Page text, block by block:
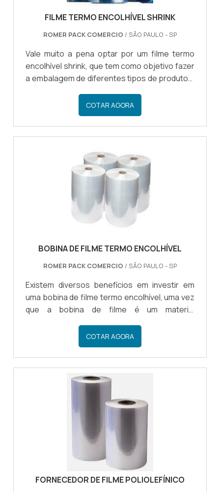
FILME TERMO ENCOLHÍVEL SHRINK
ROMER PACK COMERCIO / SÃO PAULO - SP
Vale muito a pena optar por um filme termo
encolhível shrink, que tem como objetivo fazer
a embalagem de diferentes tipos de produtos,
integridade de cada um dos materiais
embalados.Cada vez mais procurado no
mercado, o filme shrink é um produto de
qualidade e que é fácil de ser utilizado, por isso
é possível encontrar o filme termoencolhível
em diversos setores da indústria.QUAIS SÃO
OS BENEFÍCIOS DO FILMECom diversos
benefícios, o filme shrink é um material r.
COTAR AGORA
BOBINA DE FILME TERMO ENCOLHÍVEL
ROMER PACK COMERCIO / SÃO PAULO - SP
Existem diversos benefícios em investir em
uma bobina de filme termo encolhível, uma vez
que a bobina de filme é um material
fazer a embalagem de diferentes tipos de
produtos.DETALHES DA BOBINA
TERMOENCOLHÍVELCom a bobina
termoencolhível o empresário tem a
oportunidade de fazer a embalagem de uma
grande quantidade de produtos, uma vez que o
material de filme termoencolhível oferece boa
quantidade de filme, sendo um investimento
com um ótimo custo-benef.
COTAR AGORA
FORNECEDOR DE FILME POLIOLEFÍNICO